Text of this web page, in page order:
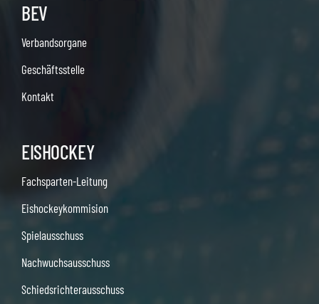
BEV
Verbandsorgane
Geschäftsstelle
Kontakt
EISHOCKEY
Fachsparten-Leitung
Eishockeykommision
Spielausschuss
Nachwuchsausschuss
Schiedsrichterausschuss